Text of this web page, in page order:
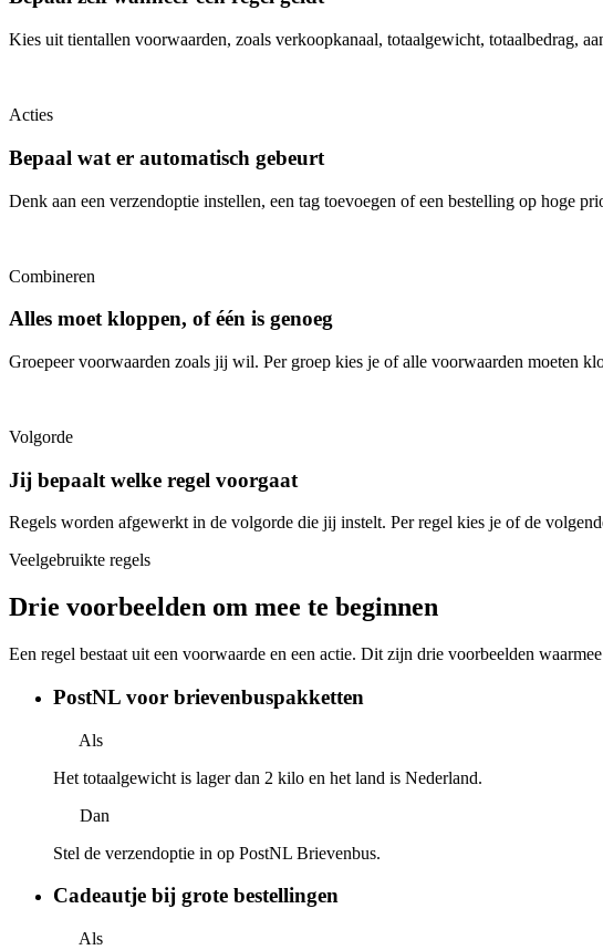
Kies uit tientallen voorwaarden, zoals verkoopkanaal, totaalgewicht, totaalbedrag,
Acties
Bepaal wat er automatisch gebeurt
Denk aan een verzendoptie instellen, een tag toevoegen of een bestelling op hoge
Combineren
Alles moet kloppen, of één is genoeg
Groepeer voorwaarden zoals jij wil. Per groep kies je of alle voorwaarden moeten
Volgorde
Jij bepaalt welke regel voorgaat
Regels worden afgewerkt in de volgorde die jij instelt. Per regel kies je of de
Veelgebruikte regels
Drie voorbeelden om mee te beginnen
Een regel bestaat uit een voorwaarde en een actie. Dit zijn drie voorbeelden
PostNL voor brievenbuspakketten
Als
Het totaalgewicht is lager dan 2 kilo en het land is Nederland.
Dan
Stel de verzendoptie in op PostNL Brievenbus.
Cadeautje bij grote bestellingen
Als